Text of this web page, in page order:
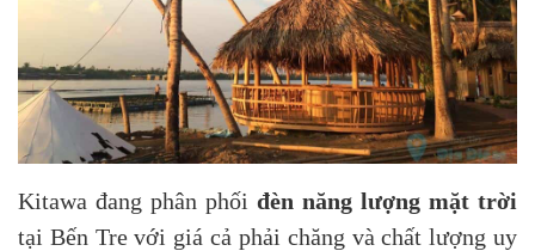
Kitawa đang phân phối đèn năng lượng mặt trời
tại Bến Tre với giá cả phải chăng và chất lượng uy